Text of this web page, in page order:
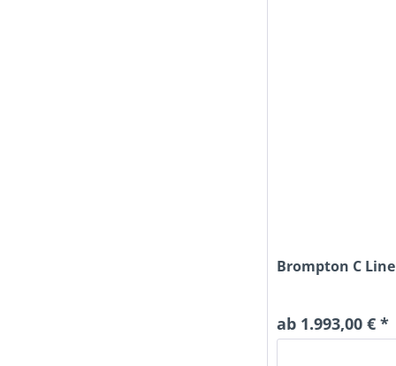
Brompton C
ab 1.993,00 € *